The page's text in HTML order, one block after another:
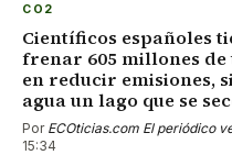
CO2
Científicos españoles
frenar 605 millones de
en reducir emisiones,
agua un lago que se
Por ECOticias.com El periódico
15:34